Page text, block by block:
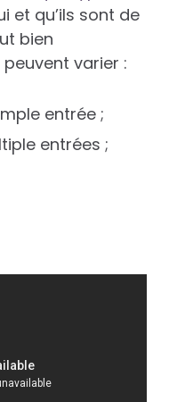
et qu’ils sont de
bien
varier :
entrée ;
entrées ;